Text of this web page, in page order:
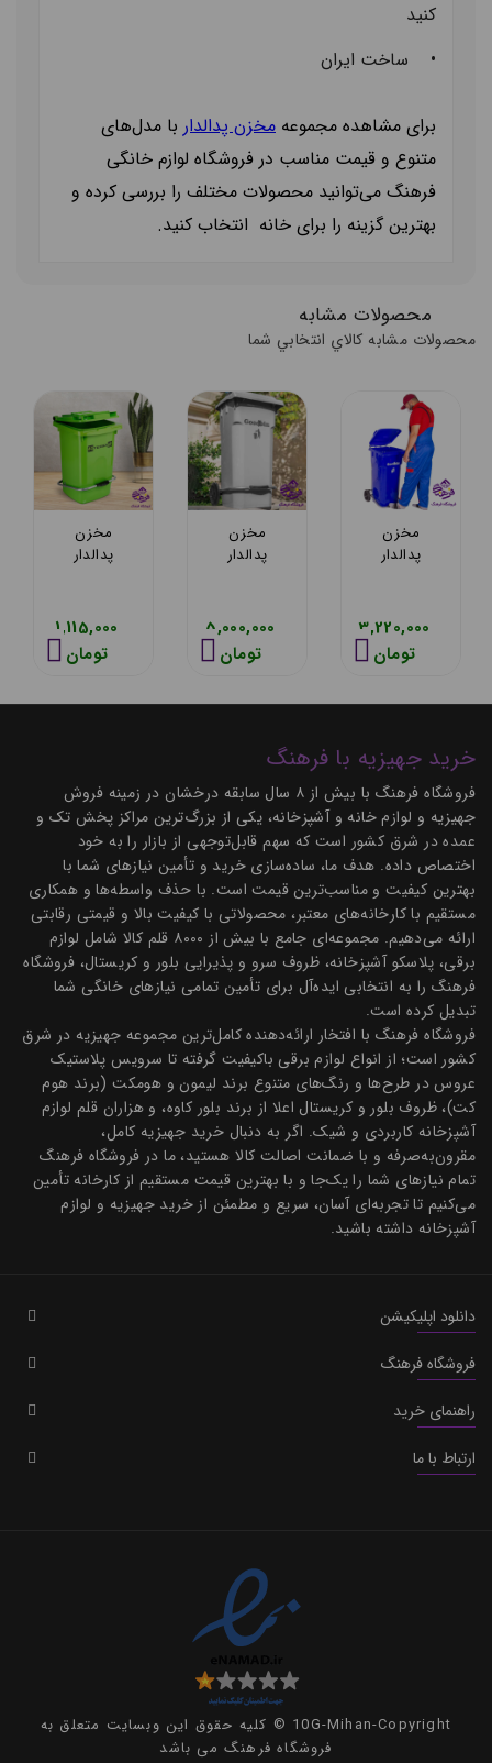
کنید
• ساخت ایران
برای مشاهده مجموعه مخزن پدالدار با مدل‌های
متنوع و قیمت مناسب در فروشگاه لوازم خانگی
فرهنگ می‌توانید محصولات مختلف را بررسی کرده و
بهترین گزینه را برای خانه انتخاب کنید.
محصولات مشابه
محصولات مشابه کالاي انتخابي شما
مخزن
پدالدار
120 لیتر
3,660,000
تومان
مخزن
پدالدار
100 لیتر
3,220,000
تومان
مخزن
پدالدار
5,000,000
تومان
خرید جهیزیه با فرهنگ
فروشگاه فرهنگ با بیش از ۸ سال سابقه درخشان در زمینه فروش
جهیزیه و لوازم خانه و آشپزخانه، یکی از بزرگ‌ترین مراکز پخش تک و
عمده در شرق کشور است که سهم قابل‌توجهی از بازار را به خود
اختصاص داده. هدف ما، ساده‌سازی خرید و تأمین نیازهای شما با
بهترین کیفیت و مناسب‌ترین قیمت است. با حذف واسطه‌ها و همکاری
مستقیم با کارخانه‌های معتبر، محصولاتی با کیفیت بالا و قیمتی رقابتی
ارائه می‌دهیم. مجموعه‌ای جامع با بیش از ۸۰۰۰ قلم کالا شامل لوازم
برقی، پلاسکو آشپزخانه، ظروف سرو و پذیرایی بلور و کریستال، فروشگاه
فرهنگ را به انتخابی ایده‌آل برای تأمین تمامی نیازهای خانگی شما
تبدیل کرده است.
فروشگاه فرهنگ با افتخار ارائه‌دهنده کامل‌ترین مجموعه جهیزیه در شرق
کشور است؛ از انواع لوازم برقی باکیفیت گرفته تا سرویس پلاستیک
عروس در طرح‌ها و رنگ‌های متنوع برند لیمون و هومکت (برند هوم
کت)، ظروف بلور و کریستال اعلا از برند بلور کاوه، و هزاران قلم لوازم
آشپزخانه کاربردی و شیک. اگر به دنبال خرید جهیزیه کامل،
مقرون‌به‌صرفه و با ضمانت اصالت کالا هستید، ما در فروشگاه فرهنگ
تمام نیازهای شما را یک‌جا و با بهترین قیمت مستقیم از کارخانه تأمین
می‌کنیم تا تجربه‌ای آسان، سریع و مطمئن از خرید جهیزیه و لوازم
آشپزخانه داشته باشید.
دانلود اپلیکیشن
فروشگاه فرهنگ
راهنمای خرید
ارتباط با ما
10G-Mihan-Copyright © کلیه حقوق این وبسایت متعلق به
فروشگاه فرهنگ می باشد